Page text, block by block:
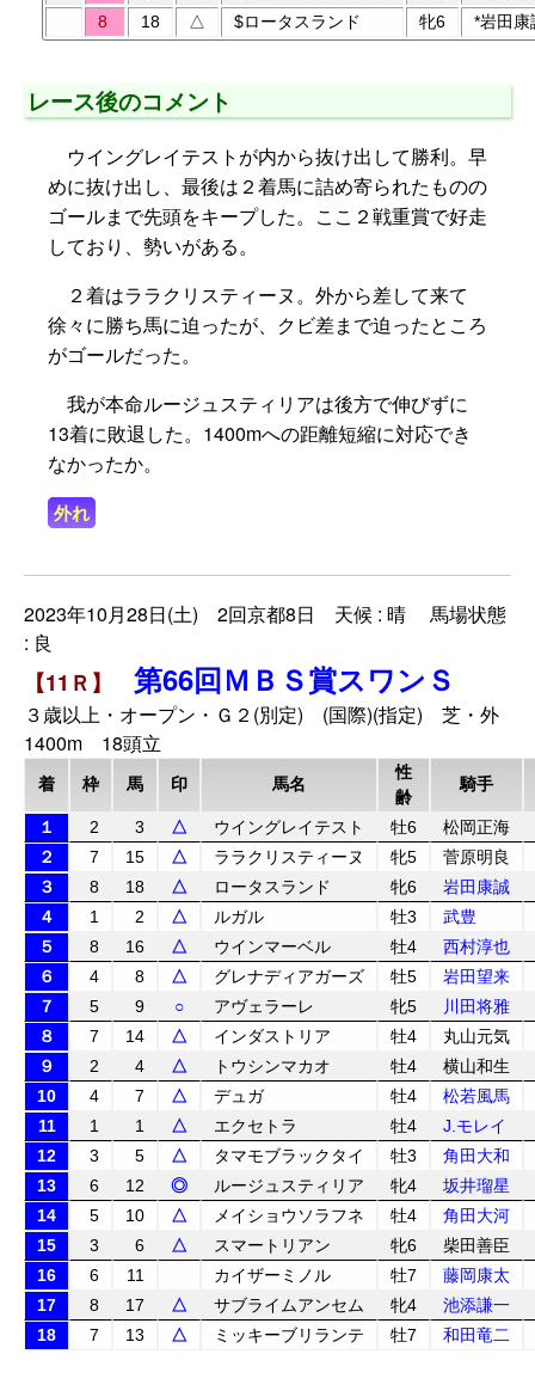
8
18 △ $ロータスランド 牝6 *岩田康
レース後のコメント
ウイングレイテストが内から抜け出して勝利。早
めに抜け出し、最後は２着馬に詰め寄られたものの
ゴールまで先頭をキープした。ここ２戦重賞で好走
しており、勢いがある。
２着はララクリスティーヌ。外から差して来て
徐々に勝ち馬に迫ったが、クビ差まで迫ったところ
がゴールだった。
我が本命ルージュスティリアは後方で伸びずに
13着に敗退した。1400mへの距離短縮に対応でき
なかったか。
外れ
2023年10月28日(土) 2回京都8日 天候 : 晴 馬場状態
: 良
【11Ｒ】 第66回ＭＢＳ賞スワンＳ
３歳以上・オープン・Ｇ２(別定) (国際)(指定) 芝・外
1400m 18頭立
着 枠 馬 印 馬名
性
齢
騎手
１ 2 3 △ ウイングレイテスト 牡6
松岡正海
２
7 15 △ ララクリスティーヌ 牝5
菅原明良
３
8 18 △ ロータスランド 牝6
岩田康誠
４
1 2 △ ルガル 牡3
武豊
５
8 16 △ ウインマーベル 牡4
西村淳也
６
4 8 △ グレナディアガーズ 牡5
岩田望来
７
5 9 ○ アヴェラーレ 牝5
川田将雅
８
7 14 △ インダストリア 牡4
丸山元気
９
2 4 △ トウシンマカオ 牡4
横山和生
10
4 7 △ デュガ 牡4
松若風馬
11
1 1 △ エクセトラ 牡4
J.モレイ
12
3 5 △ タマモブラックタイ 牡3
角田大和
13
6 12 ◎ ルージュスティリア 牝4
坂井瑠星
14
5 10 △ メイショウソラフネ 牡4
角田大河
15
3 6 △ スマートリアン 牝6
柴田善臣
16
6 11 カイザーミノル 牡7
藤岡康太
17
8 17 △ サブライムアンセム 牝4
池添謙一
18
7 13 △ ミッキーブリランテ 牡7 和田竜二